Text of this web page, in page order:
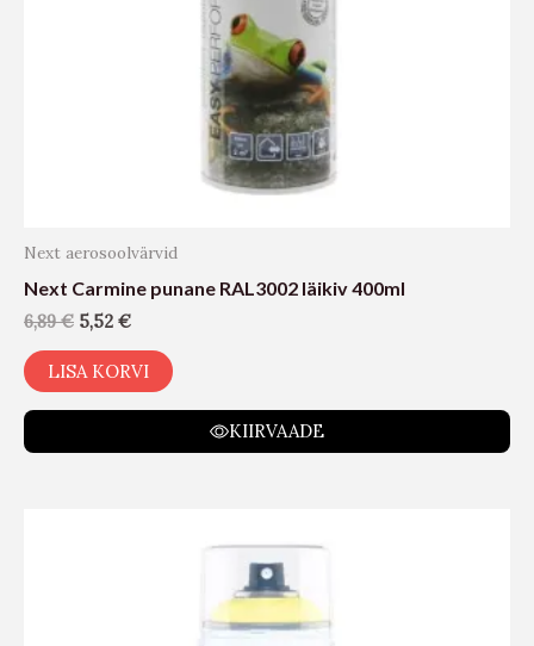
Next aerosoolvärvid
Next Carmine punane RAL3002 läikiv 400ml
6,89€ 5,52 €
LISA KORVI
KIIRVAADE